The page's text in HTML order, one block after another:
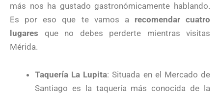
más nos ha gustado gastronómicamente hablando.
Es por eso que te vamos a recomendar cuatro
lugares que no debes perderte mientras visitas
Mérida.
Taquería La Lupita: Situada en el Mercado de
Santiago es la taquería más conocida de la